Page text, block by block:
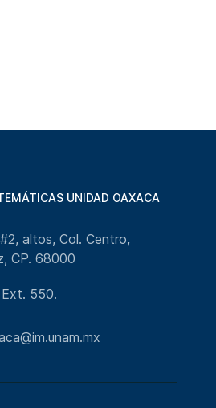
UNIDAD OAXACA
altos, Col. Centro,
CP. 68000
550.